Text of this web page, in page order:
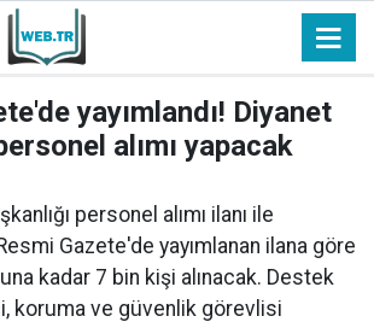
yayımlandı! Diyanet
alımı yapacak
personel alımı ilanı ile
Resmi Gazete'de yayımlanan ilana göre
kadar 7 bin kişi alınacak. Destek
koruma ve güvenlik görevlisi